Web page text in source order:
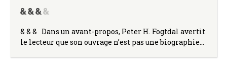
& & & Dans un avant-propos, Peter H. Fogtdal avertit
le lecteur que son ouvrage n’est pas une biographie…